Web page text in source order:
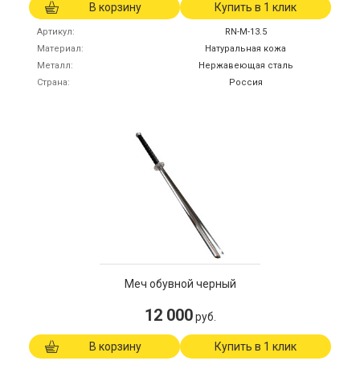
В корзину Купить в 1 клик
Артикул
RN-M-13.5
Материал
Натуральная кожа
Металл
Нержавеющая сталь
Страна
Россия
Меч обувной черный
12 000 руб.
В корзину Купить в 1 клик